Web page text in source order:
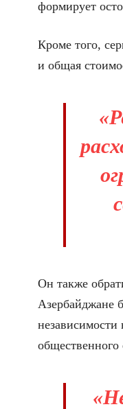
формирует
Кроме того,
и общая
Он также
Азербайджане
независимости